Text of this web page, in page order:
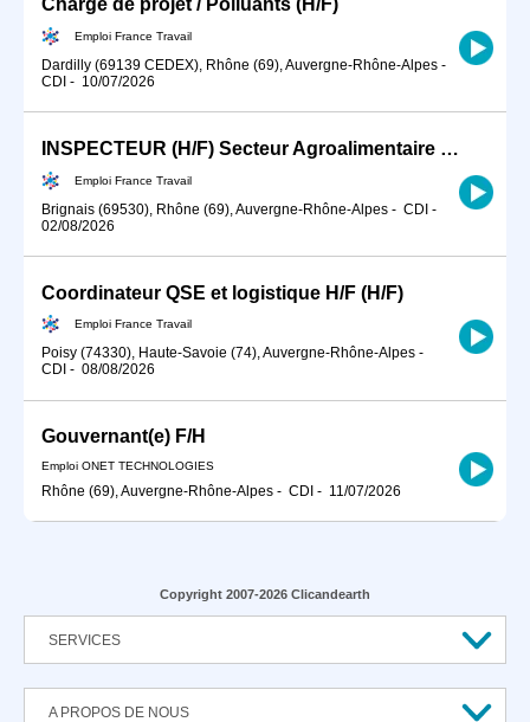
Chargé de projet / Polluants (H/F)
Emploi France Travail
Dardilly (69139 CEDEX), Rhône (69), Auvergne-Rhône-Alpes -
CDI - 10/07/2026
INSPECTEUR (H/F) Secteur Agroalimentaire et Restauration
Emploi France Travail
Brignais (69530), Rhône (69), Auvergne-Rhône-Alpes - CDI -
02/08/2026
Coordinateur QSE et logistique H/F (H/F)
Emploi France Travail
Poisy (74330), Haute-Savoie (74), Auvergne-Rhône-Alpes -
CDI - 08/08/2026
Gouvernant(e) F/H
Emploi ONET TECHNOLOGIES
Rhône (69), Auvergne-Rhône-Alpes - CDI - 11/07/2026
Copyright 2007-2026 Clicandearth
SERVICES
A PROPOS DE NOUS